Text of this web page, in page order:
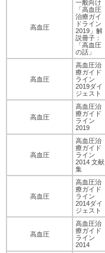
高血圧
一般向け
「高血圧
治療ガイ
ドライン
2019」解
説冊子：
「高血圧
の話」
高血圧
高血圧治
療ガイド
ライン
2019ダイ
ジェスト
高血圧
高血圧治
療ガイド
ライン
2019
高血圧
高血圧治
療ガイド
ライン
2014 文献
集
高血圧
高血圧治
療ガイド
ライン
2014ダイ
ジェスト
高血圧
高血圧治
療ガイド
ライン
2014